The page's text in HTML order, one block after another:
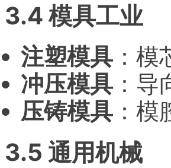
3.4 模具工业
注塑模具 ：
冲压模具 ：
压铸模具 ：
3.5 通用机械